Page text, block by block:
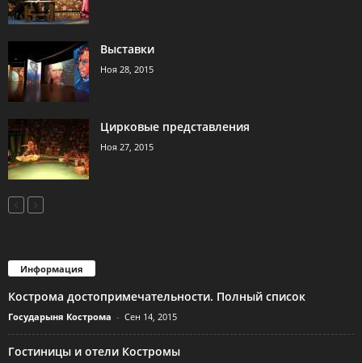
Выставки
Ноя 28, 2015
Цирковые представления
Ноя 27, 2015
Информация
Кострома достопримечательности. Полный список
Государыня Кострома - Сен 14, 2015
Гостиницы и отели Костромы